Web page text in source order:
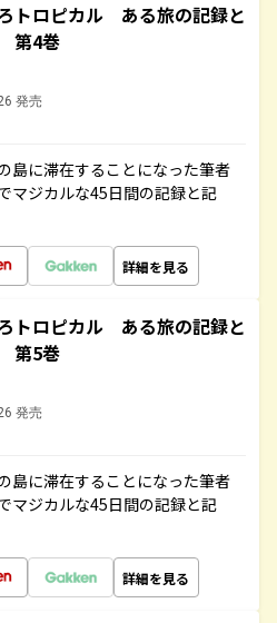
トロピカル ある旅の記録と
第4巻
発売
島に滞在することになった筆者
マジカルな45日間の記録と記
詳細を見る
トロピカル ある旅の記録と
第5巻
発売
島に滞在することになった筆者
マジカルな45日間の記録と記
詳細を見る